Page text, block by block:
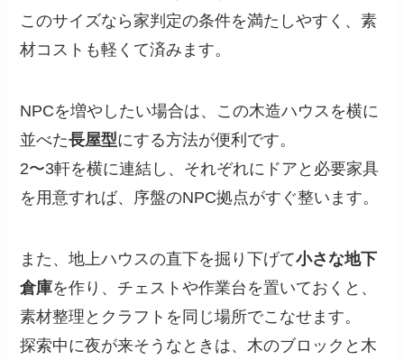
このサイズなら家判定の条件を満たしやすく、素
材コストも軽くて済みます。
NPCを増やしたい場合は、この木造ハウスを横に
並べた長屋型にする方法が便利です。
2〜3軒を横に連結し、それぞれにドアと必要家具
を用意すれば、序盤のNPC拠点がすぐ整います。
また、地上ハウスの直下を掘り下げて小さな地下
倉庫を作り、チェストや作業台を置いておくと、
素材整理とクラフトを同じ場所でこなせます。
探索中に夜が来そうなときは、木のブロックと木